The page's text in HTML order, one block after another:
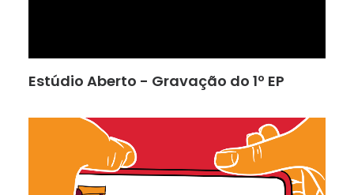
Estúdio Aberto - Gravação do 1º EP